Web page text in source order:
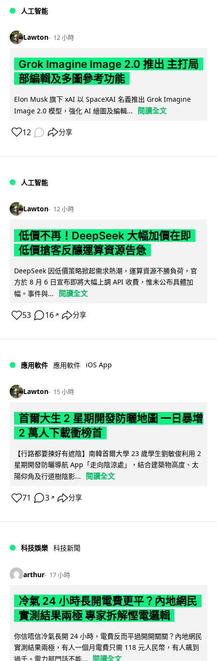
人工智能
Lawton 12 小時
Grok Imagine Image 2.0 推出 主打局
部編輯及多圖參考功能
Elon Musk 旗下 xAI 以 SpaceXAI 名義推出 Grok Imagine
Image 2.0 模型，強化 AI 繪圖及編輯...
閱讀全文
12 分享
人工智能
Lawton 12 小時
低價不再！DeepSeek 大幅加價在即
低價搶客反釀運算資源告急
DeepSeek 因低價策略掀起需求熱潮，運算資源不勝負荷，官
方於 8 月 6 日宣布即將大幅上調 API 收費，惟未公布具體加
幅。事件與...
閱讀全文
53 16 ↗ 分享
應用軟件 應用軟件 iOS App
Lawton 15 小時
首爾大生 2 星期開發防曬地圖 一日暴增
2 萬人下載衝榜首
【行路都要揀好有遮陰】南韓首爾大學 23 歲學生劉敏俊利用 2
星期開發防曬導航 App「走向陰涼處」，結合建築物高度、太
陽仰角及行道樹陰影...
閱讀全文
71 3 ↗ 分享
科技娛樂 科技新聞
arthur 17 小時
冷氣 24 小時長開電費更平？內地網民
實測結果兩極 專家拆解慳電邏輯
你信唔信冷氣長開 24 小時，電費反而平過開開關關？內地網民
實測結果兩極，有人一個月電費只需 118 元人民幣，有人飆到
過千。電力部門話不能...
閱讀全文